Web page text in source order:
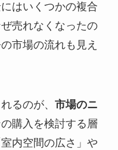
はいくつかの複合
売れなくなったの
市場の流れも見え
るのが、 市場のニ
購入を検討する層
内空間の広さ」や